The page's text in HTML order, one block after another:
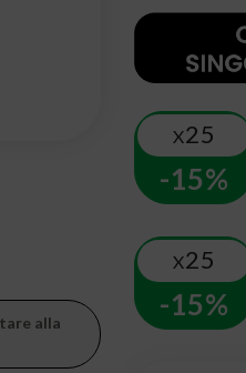
alla
X25
-15%
X25
-15%